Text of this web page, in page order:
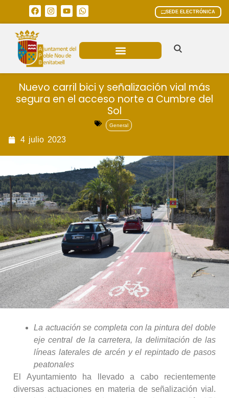
SEDE ELECTRÓNICA
Nuevo carril bici y señalización vial más
segura en el acceso norte a Cumbre del
Sol
General
4 julio 2023
La actuación se completa con la pintura del doble
eje central de la carretera, la delimitación de las
líneas laterales de arcén y el repintado de pasos
peatonales
El Ayuntamiento ha llevado a cabo recientemente
diversas actuaciones en materia de señalización vial.